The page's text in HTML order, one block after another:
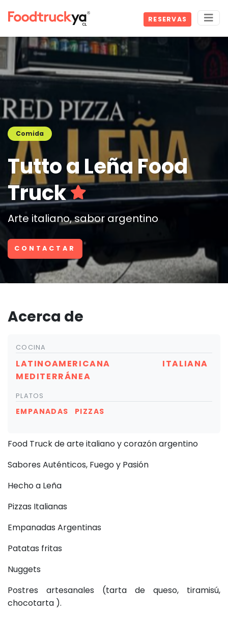
RESERVAS
Comida
Tutto a Leña Food
Truck
Arte italiano, sabor argentino
CONTACTAR
Acerca de
COCINA
LATINOAMERICANA
ITALIANA
MEDITERRÁNEA
PLATOS
EMPANADAS PIZZAS
Food Truck de arte italiano y corazón argentino
Sabores Auténticos, Fuego y Pasión
Hecho a Leña
Pizzas Italianas
Empanadas Argentinas
Patatas fritas
Nuggets
Postres artesanales (tarta de queso, tiramisú,
chocotarta ).